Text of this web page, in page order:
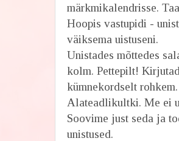
märkmikalendrisse.
Hoopis vastupidi -
väiksema uistuseni.
Unistades mõttedes
kolm. Pettepilt!
kümnekordselt
Alateadlikultki. Me ei
Soovime just seda ja
unistused.